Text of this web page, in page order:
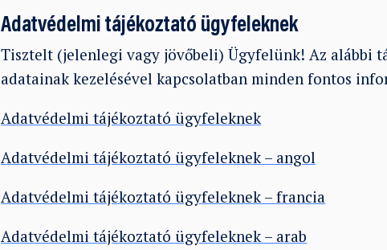
Adatvédelmi tájékoztató ügyfeleknek
Tisztelt (jelenlegi vagy jövőbeli) Ügyfelünk! Az alábbi
adatainak kezelésével kapcsolatban minden fontos
Adatvédelmi tájékoztató ügyfeleknek
Adatvédelmi tájékoztató ügyfeleknek – angol
Adatvédelmi tájékoztató ügyfeleknek – francia
Adatvédelmi tájékoztató ügyfeleknek – arab